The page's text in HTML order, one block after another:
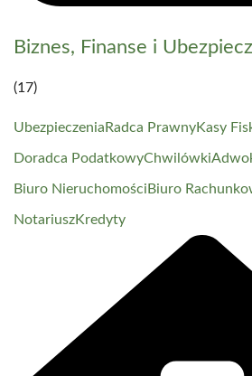
Biznes, Finanse i
(17)
Ubezpieczenia Radca PrawnyKasy
Doradca PodatkowyChwilówki
Biuro Nieruchomości Biuro
NotariuszKredyty